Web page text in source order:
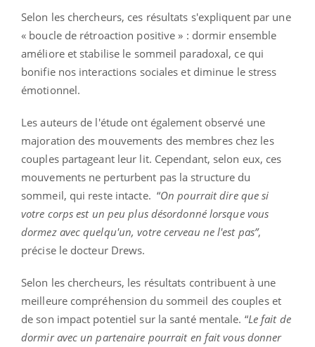
Selon les chercheurs, ces résultats s'expliquent par une
« boucle de rétroaction positive » : dormir ensemble
améliore et stabilise le sommeil paradoxal, ce qui
bonifie nos interactions sociales et diminue le stress
émotionnel.
Les auteurs de l'étude ont également observé une
majoration des mouvements des membres chez les
couples partageant leur lit. Cependant, selon eux, ces
mouvements ne perturbent pas la structure du
sommeil, qui reste intacte. “On pourrait dire que si
votre corps est un peu plus désordonné lorsque vous
dormez avec quelqu'un, votre cerveau ne l'est pas”,
précise le docteur Drews.
Selon les chercheurs, les résultats contribuent à une
meilleure compréhension du sommeil des couples et
de son impact potentiel sur la santé mentale. “Le fait de
dormir avec un partenaire pourrait en fait vous donner